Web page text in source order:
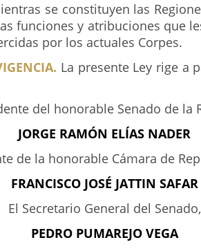
se constituyen las
funciones y atribuciones que
por los actuales Corpes.
La presente Ley rige a
del honorable Senado de la
JORGE RAMÓN ELÍAS NADER
de la honorable Cámara de
FRANCISCO JOSÉ JATTIN SAFAR
El Secretario General del Senado,
PEDRO PUMAREJO VEGA